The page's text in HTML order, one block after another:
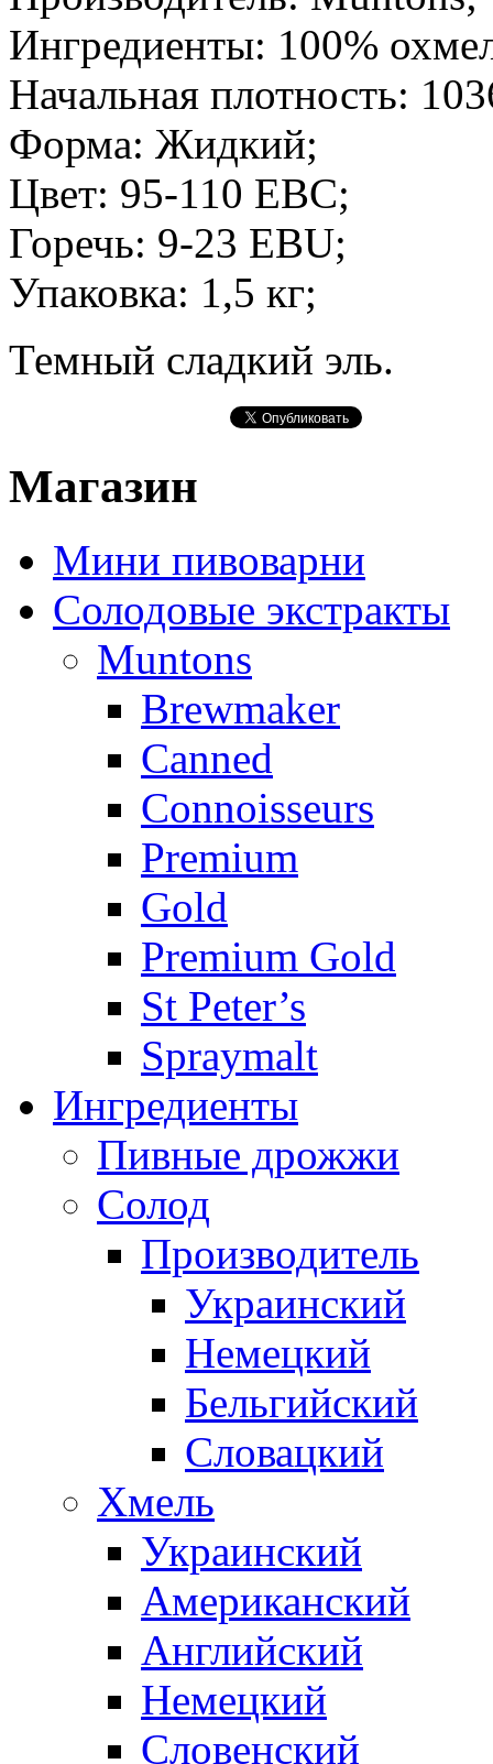
Ингредиенты: 100%
Начальная плотность:
Форма: Жидкий;
Цвет: 95-110 EBC;
Горечь: 9-23 EBU;
Упаковка: 1,5 кг;
Темный сладкий эль.
Магазин
Мини пивоварни
Солодовые экстракты
Muntons
Brewmaker
Canned
Connoisseurs
Premium
Gold
Premium Gold
St Peter’s
Spraymalt
Ингредиенты
Пивные дрожжи
Солод
Производитель
Украинский
Немецкий
Бельгийский
Словацкий
Хмель
Украинский
Американский
Английский
Немецкий
Словенский